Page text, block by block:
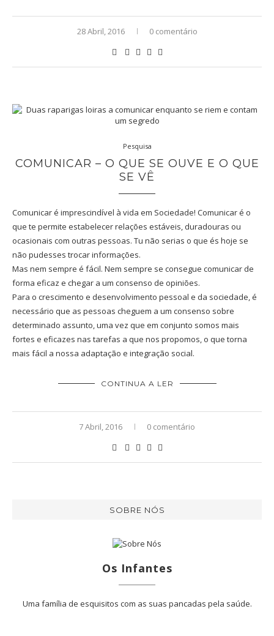
28 Abril, 2016 0 comentário
Pesquisa
COMUNICAR – O QUE SE OUVE E O QUE
SE VÊ
Comunicar é imprescindível à vida em Sociedade! Comunicar é o
que te permite estabelecer relações estáveis, duradouras ou
ocasionais com outras pessoas. Tu não serias o que és hoje se
não pudesses trocar informações.
Mas nem sempre é fácil. Nem sempre se consegue comunicar de
forma eficaz e chegar a um consenso de opiniões.
Para o crescimento e desenvolvimento pessoal e da sociedade, é
necessário que as pessoas cheguem a um consenso sobre
determinado assunto, uma vez que em conjunto somos mais
fortes e eficazes nas tarefas a que nos propomos, o que torna
mais fácil a nossa adaptação e integração social.
CONTINUA A LER
7 Abril, 2016 0 comentário
SOBRE NÓS
Os Infantes
Uma família de esquisitos com as suas pancadas pela saúde.